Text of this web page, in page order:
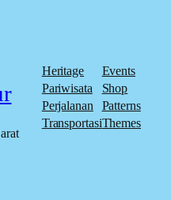
Heritage
Pariwisata
Perjalanan
Transportasi
Events
Shop
Patterns
Themes